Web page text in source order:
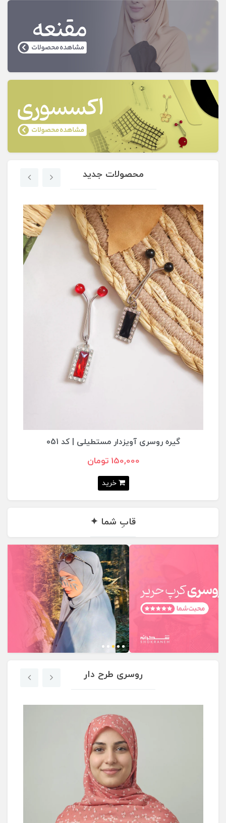
محصولات جدید
گیره روسری آویزدار مستطیلی | کد ۰51
150,000 تومان
خرید
قابِ شما ✦
روسری‌ طرح دار